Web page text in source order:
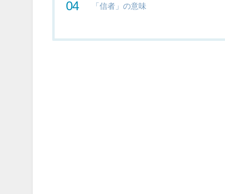
「信者」の意味